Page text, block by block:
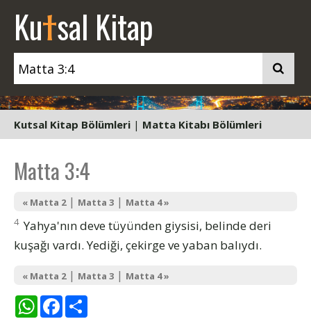
Kutsal Kitap
Kutsal Kitap Bölümleri | Matta Kitabı Bölümleri
Matta 3:4
« Matta 2| Matta 3 | Matta 4 »
4 Yahya'nın deve tüyünden giysisi, belinde deri
kuşağı vardı. Yediği, çekirge ve yaban balıydı.
« Matta 2| Matta 3 | Matta 4 »
WhatsAppFacebook